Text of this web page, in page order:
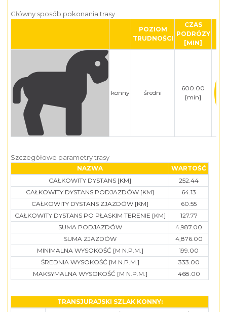
Główny sposób pokonania trasy
POZIOM
TRUDNOŚCI
CZAS
PODRÓZY
[MIN]
konny średni
600.00
[min]
Szczegółowe parametry trasy
NAZWA
WARTOŚĆ
CAŁKOWITY DYSTANS [KM]
252.44
CAŁKOWITY DYSTANS PODJAZDÓW [KM]
64.13
CAŁKOWITY DYSTANS ZJAZDÓW [KM]
60.55
CAŁKOWITY DYSTANS PO PŁASKIM TERENIE [KM]
127.77
SUMA PODJAZDÓW
4,987.00
SUMA ZJAZDÓW
4,876.00
MINIMALNA WYSOKOŚĆ [M N.P.M.]
199.00
ŚREDNIA WYSOKOŚĆ [M N.P.M.]
333.00
MAKSYMALNA WYSOKOŚĆ [M N.P.M.]
468.00
TRANSJURAJSKI SZLAK KONNY: